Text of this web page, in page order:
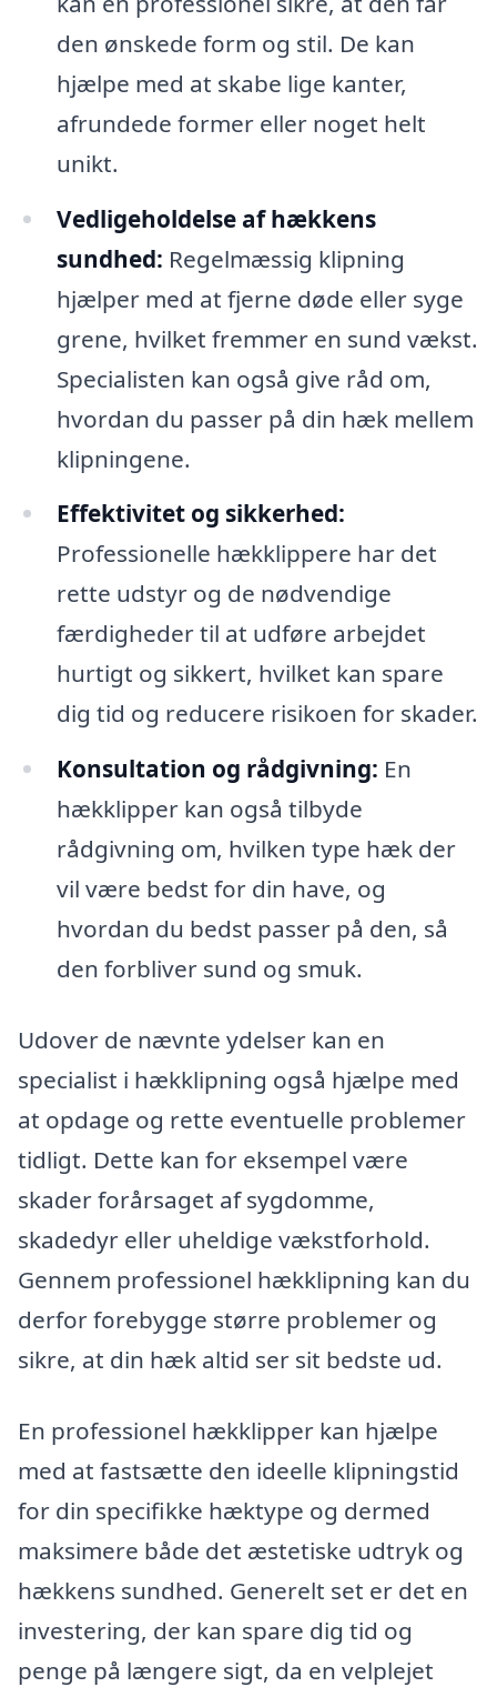
den ønskede form og stil. De kan
hjælpe med at skabe lige kanter,
afrundede former eller noget helt
unikt.
Vedligeholdelse af hækkens
sundhed: Regelmæssig klipning
hjælper med at fjerne døde eller syge
grene, hvilket fremmer en sund vækst.
Specialisten kan også give råd om,
hvordan du passer på din hæk mellem
klipningene.
Effektivitet og sikkerhed:
Professionelle hækklippere har det
rette udstyr og de nødvendige
færdigheder til at udføre arbejdet
hurtigt og sikkert, hvilket kan spare
dig tid og reducere risikoen for skader.
Konsultation og rådgivning: En
hækklipper kan også tilbyde
rådgivning om, hvilken type hæk der
vil være bedst for din have, og
hvordan du bedst passer på den, så
den forbliver sund og smuk.
Udover de nævnte ydelser kan en
specialist i hækklipning også hjælpe med
at opdage og rette eventuelle problemer
tidligt. Dette kan for eksempel være
skader forårsaget af sygdomme,
skadedyr eller uheldige vækstforhold.
Gennem professionel hækklipning kan du
derfor forebygge større problemer og
sikre, at din hæk altid ser sit bedste ud.
En professionel hækklipper kan hjælpe
med at fastsætte den ideelle klipningstid
for din specifikke hæktype og dermed
maksimere både det æstetiske udtryk og
hækkens sundhed. Generelt set er det en
investering, der kan spare dig tid og
penge på længere sigt, da en velplejet